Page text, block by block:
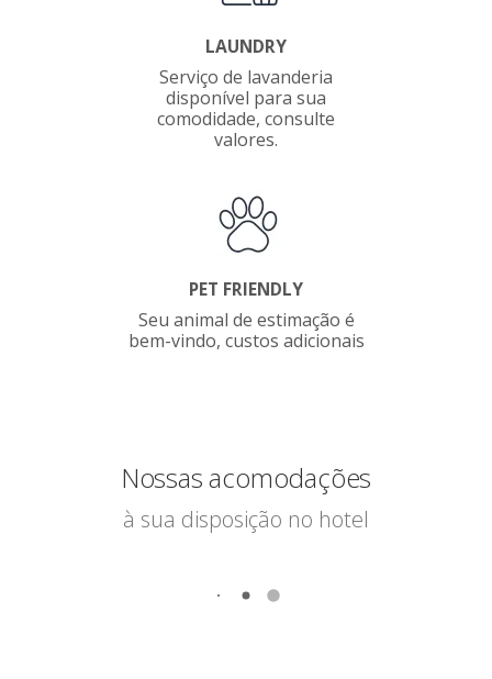
LAUNDRY
Serviço de lavanderia
disponível para sua
comodidade, consulte
valores.
PET FRIENDLY
Seu animal de estimação é
bem-vindo, custos adicionais
Nossas acomodações
à sua disposição no hotel